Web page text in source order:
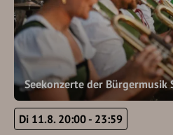
Seekonzerte der Bürgermusik
Di 11.8. 20:00 - 23:59